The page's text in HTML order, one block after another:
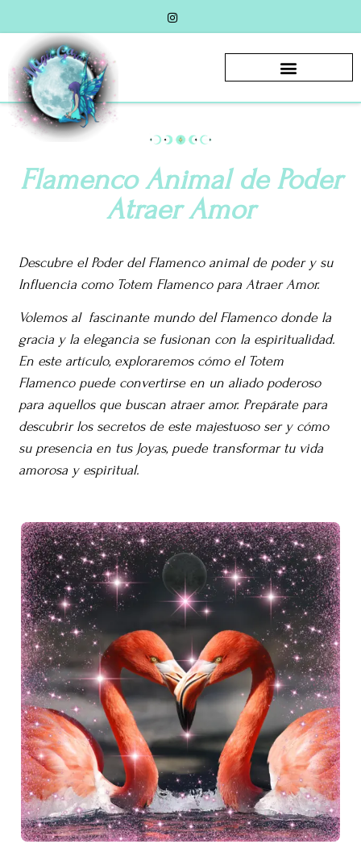
Flamenco Animal de Poder
Atraer Amor
Descubre el Poder del Flamenco animal de poder y su
Influencia como Totem Flamenco para Atraer Amor.
Volemos al fascinante mundo del Flamenco donde la
gracia y la elegancia se fusionan con la espiritualidad.
En este artículo, exploraremos cómo el Totem
Flamenco puede convertirse en un aliado poderoso
para aquellos que buscan atraer amor. Prepárate para
descubrir los secretos de este majestuoso ser y cómo
su presencia en tus Joyas, puede transformar tu vida
amorosa y espiritual.